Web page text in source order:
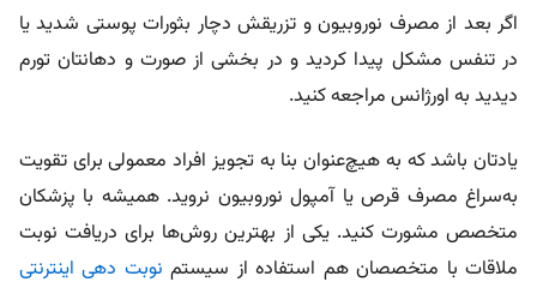
اگر بعد از مصرف نوروبیون و تزریقش دچار بثورات پوستی شدید یا
در تنفس مشکل پیدا کردید و در بخشی از صورت و دهانتان تورم
دیدید به اورژانس مراجعه کنید.
یادتان باشد که به هیچ‌عنوان بنا به تجویز افراد معمولی برای تقویت
به‌سراغ مصرف قرص یا آمپول نوروبیون نروید. همیشه با پزشکان
متخصص مشورت کنید. یکی از بهترین روش‌ها برای دریافت نوبت
ملاقات با متخصصان هم استفاده از سیستم نوبت دهی اینترنتی